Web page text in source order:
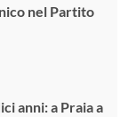
nel Partito
anni: a Praia a